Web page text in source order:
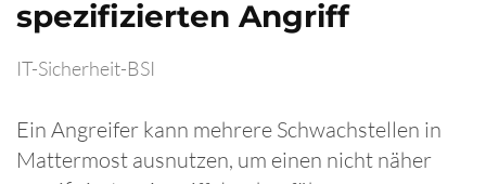
spezifizierten Angriff
IT-Sicherheit-BSI
Ein Angreifer kann mehrere Schwachstellen in
Mattermost ausnutzen, um einen nicht näher